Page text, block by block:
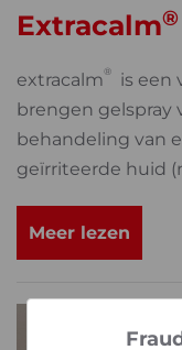
Extracalm®
extracalm®
is een
brengen gelspray
behandeling van
geïrriteerde huid
Meer lezen